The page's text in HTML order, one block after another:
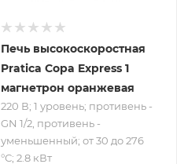
Печь высокоскоростная
Pratica Copa Expres s 1
магнетрон оранжевая
220 В; 1 уровень; противень -
GN 1/2, противень -
уменьшенный; от 30 до 276
°С; 2.8 кВт